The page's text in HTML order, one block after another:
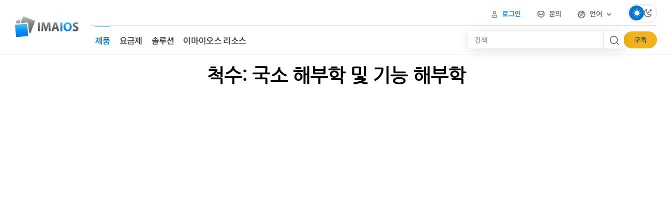
로그인 문의 언어
제품
(current)
요금제 솔루션 이마이오스 리소스 구독
척수: 국소 해부학 및 기능 해부학